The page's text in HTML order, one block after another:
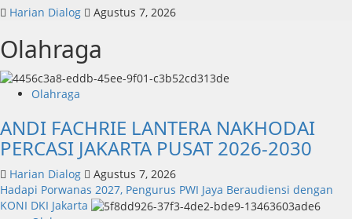
Harian Dialog Agustus 7, 2026
Olahraga
Olahraga
ANDI FACHRIE LANTERA NAKHODAI
PERCASI JAKARTA PUSAT 2026-2030
Harian Dialog
Agustus 7, 2026
Hadapi Porwanas 2027, Pengurus PWI Jaya Beraudiensi dengan
KONI DKI Jakarta